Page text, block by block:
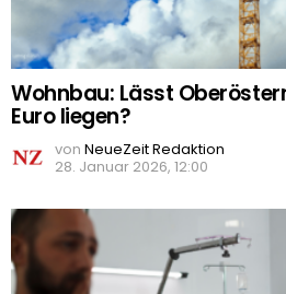
Wohnbau: Lässt
Euro liegen?
von NeueZeit Redaktion
28. Januar 2026, 12:00